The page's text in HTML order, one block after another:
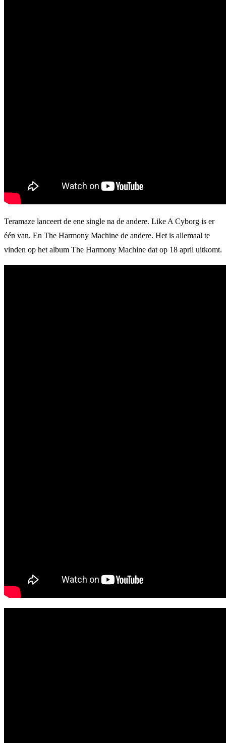
Teramaze lanceert de ene single na de andere. Like A Cyborg is er
één van. En The Harmony Machine de andere. Het is allemaal te
vinden op het album The Harmony Machine dat op 18 april uitkomt.